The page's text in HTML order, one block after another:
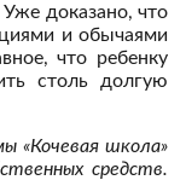
доказано, что
и обычаями
что ребенку
столь долгую
«Кочевая школа»
средств.